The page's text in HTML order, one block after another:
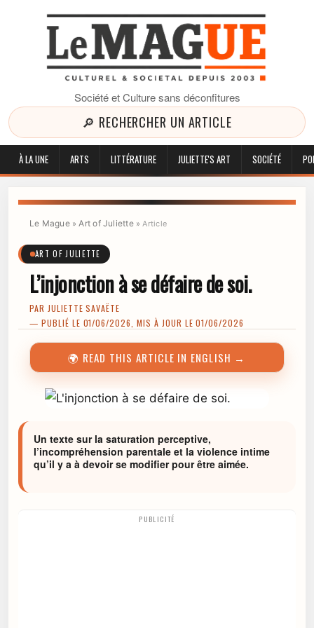
Société et Culture sans déconfitures
🔎 RECHERCHER UN ARTICLE
À LA UNE ARTS LITTÉRATURE JULIETTE'S ART SOCIÉTÉ
Le Mague»Art of Juliette »Article
ART OF JULIETTE
L’injonction à se défaire de soi.
PAR JULIETTE SAVAËTE
— PUBLIÉ LE 01/06/2026, MIS À JOUR LE 01/06/2026
🌍 READ THIS ARTICLE IN ENGLISH →
Un texte sur la saturation perceptive,
l’incompréhension parentale et la violence intime
qu’il y a à devoir se modifier pour être aimée.
PUBLICITÉ